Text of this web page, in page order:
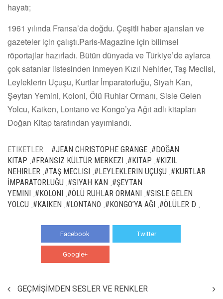
hayatı;
1961 yılında Fransa’da doğdu. Çeşitli haber ajansları ve
gazeteler için çalıştı.Paris-Magazine için bilimsel
röportajlar hazırladı. Bütün dünyada ve Türkiye’de aylarca
çok satanlar listesinden inmeyen Kızıl Nehirler, Taş Meclisi,
Leyleklerin Uçuşu, Kurtlar İmparatorluğu, Siyah Kan,
Şeytan Yemini, Koloni, Ölü Ruhlar Ormanı, Sisle Gelen
Yolcu, Kaiken, Lontano ve Kongo’ya Ağıt adlı kitapları
Doğan Kitap tarafından yayımlandı.
ETIKETLER : #JEAN CHRISTOPHE GRANGE #DOĞAN
KITAP #FRANSIZ KÜLTÜR MERKEZI #KITAP #KIZIL
NEHIRLER #TAŞ MECLISI #LEYLEKLERIN UÇUŞU #KURTLAR
İMPARATORLUĞU #SIYAH KAN #ŞEYTAN
YEMINI #KOLONI #ÖLÜ RUHLAR ORMANI #SISLE GELEN
YOLCU #KAIKEN #LONTANO #KONGO’YA AĞI #ÖLÜLER D
Facebook Twitter
Google+
GEÇMİŞİMDEN SESLER VE RENKLER